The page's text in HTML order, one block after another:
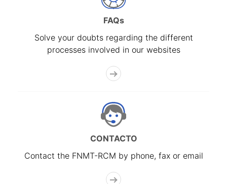
FAQs
Solve your doubts regarding the different
processes involved in our websites
CONTACTO
Contact the FNMT-RCM by phone, fax or email